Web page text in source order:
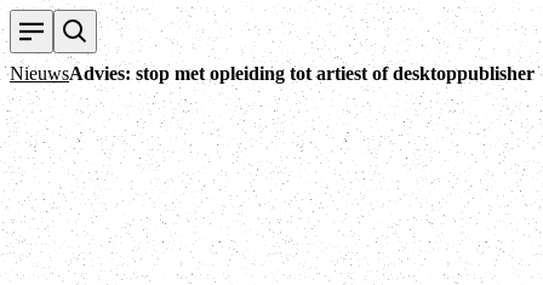
NieuwsAdvies: stop met opleiding tot artiest of desktoppublisher